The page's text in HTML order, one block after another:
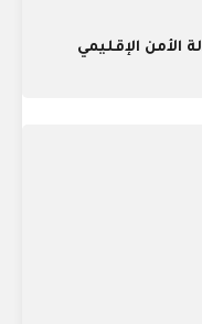
الأمن الإقليمي